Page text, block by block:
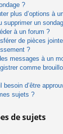
?
plus d’options à
supprimer un
à un forum ?
de pièces
?
messages à un
comme
besoin d’être
sujets ?
de sujets